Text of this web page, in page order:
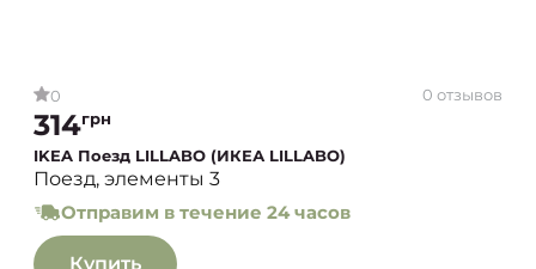
0 0 отзывов
314грн
IKEA Поезд LILLABO (ИКЕА LILLABO)
Поезд, элементы 3
Отправим в течение 24 часов
Купить